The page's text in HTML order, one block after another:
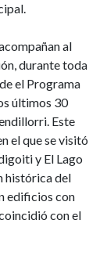
al
durante toda
el Programa
últimos 30
Este
el que se visitó
y El Lago
histórica del
edificios con
con el